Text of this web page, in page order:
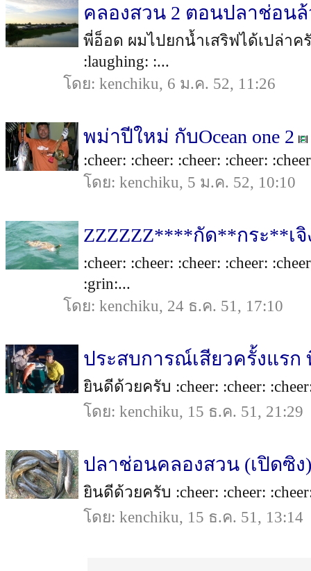
คลองสวน 2 ตอนปลาช่อน
พี่อ็อด ผมไปยกน้ำเสริฟได้เปล่าครั
:laughing: :...
โดย: kenchiku, 6 ม.ค. 52, 11:26
พม่าปีใหม่ กับOcean one 2
:cheer: :cheer: :cheer: :cheer:
โดย: kenchiku, 5 ม.ค. 52, 10:10
ZZZZZZ****กัด**กระ**เ
:cheer: :cheer: :cheer: :cheer:
:grin:...
โดย: kenchiku, 24 ธ.ค. 51, 17:10
ประสบการณ์เสียวครั้งแรก
ยินดีด้วยครับ :cheer: :cheer:
โดย: kenchiku, 15 ธ.ค. 51, 21:29
ปลาช่อนคลองสวน (เปิดซิง
ยินดีด้วยครับ :cheer: :cheer:
โดย: kenchiku, 15 ธ.ค. 51, 13:14